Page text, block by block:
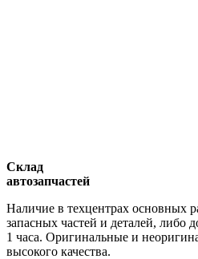
Склад
автозапчастей
Наличие в техцентрах основных
запасных частей и деталей, либо
1 часа. Оригинальные и
высокого качества.